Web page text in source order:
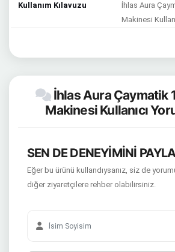
Kullanım Kılavuzu
İhlas Aura
Makinesi
İhlas Aura Çaymatik
Makinesi Kullanıcı
SEN DE DENEYİMİNİ
Eğer bu ürünü kullandıysanız, siz de
diğer ziyaretçilere rehber olabilirsiniz.